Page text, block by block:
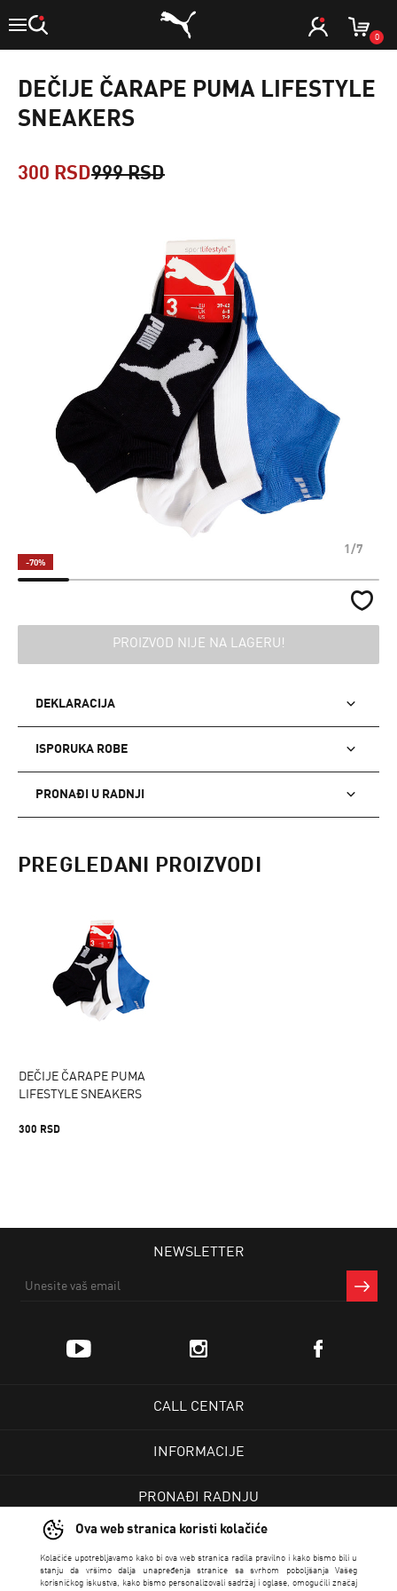
0
Ova web stranica koristi kolačiće
Kolačiće upotrebljavamo kako bi ova web stranica radila pravilno i kako bismo bili u
stanju da vršimo dalja unapređenja stranice sa svrhom poboljšanja Vašeg
korisničkog iskustva, kako bismo personalizovali sadržaj i oglase, omogućili značaj
DEČIJE ČARAPE PUMA LIFESTYLE
SNEAKERS
300 RSD999 RSD
1/7
-70%
PROIZVOD NIJE NA LAGERU!
DEKLARACIJA
ISPORUKA ROBE
PRONAĐI U RADNJI
PREGLEDANI PROIZVODI
DEČIJE ČARAPE PUMA
LIFESTYLE SNEAKERS
300 RSD
NEWSLETTER
CALL CENTAR
INFORMACIJE
PRONAĐI RADNJU
USLOVI PRODAJE